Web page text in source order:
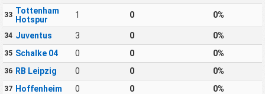
33 Tottenham
Hotspur
1 0 0%
34 Juventus 3 0 0%
35 Schalke 04 0 0 0%
36 RB Leipzig 0 0 0%
37 Hoffenheim 0 0 0%